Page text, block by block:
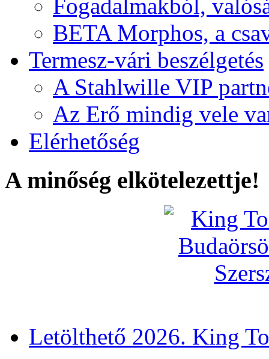
Fogadalmakból,
BETA Morphos, a
Termesz-vári beszélgetés
A Stahlwille VIP
Az Erő mindig vele
Elérhetőség
A minőség elkötelezettje!
Letölthető 2026. King